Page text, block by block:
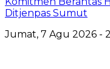
Ditjenpas Sumut
Jumat, 7 Agu 2026 -